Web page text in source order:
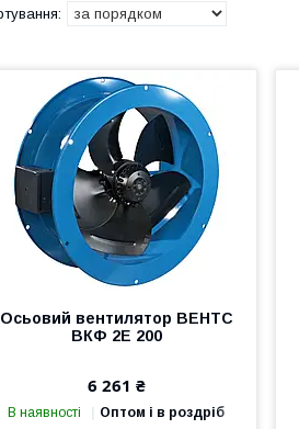
Осьовий вентилятор ВЕНТС
ВКФ 2Е 200
6 261 ₴
В наявності Оптом і в роздріб